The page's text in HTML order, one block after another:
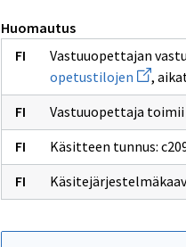
Huomautus
Vastuuopettajan
opetustilojen Avaa
uuden
ikkunan
sivulle
,
Vastuuopettaja
Käsitteen tunnus: